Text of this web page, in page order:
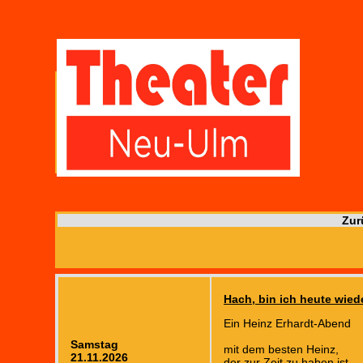
Samstag
21.11.2026
Hach, bin ich heute
Ein Heinz Erhardt-Abend
mit dem besten Heinz,